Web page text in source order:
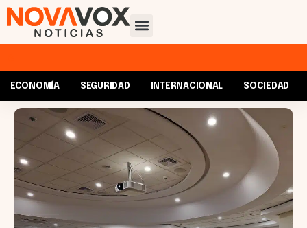
ECONOMÍA SEGURIDAD INTERNACIONAL SOCIEDAD